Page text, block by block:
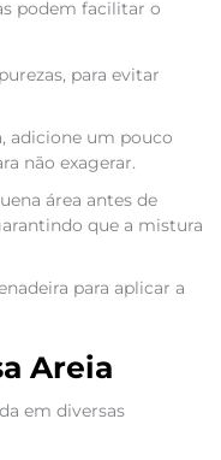
podem facilitar o
para evitar
adicione um pouco
não exagerar.
área antes de
que a mistura
para aplicar a
Areia
em diversas